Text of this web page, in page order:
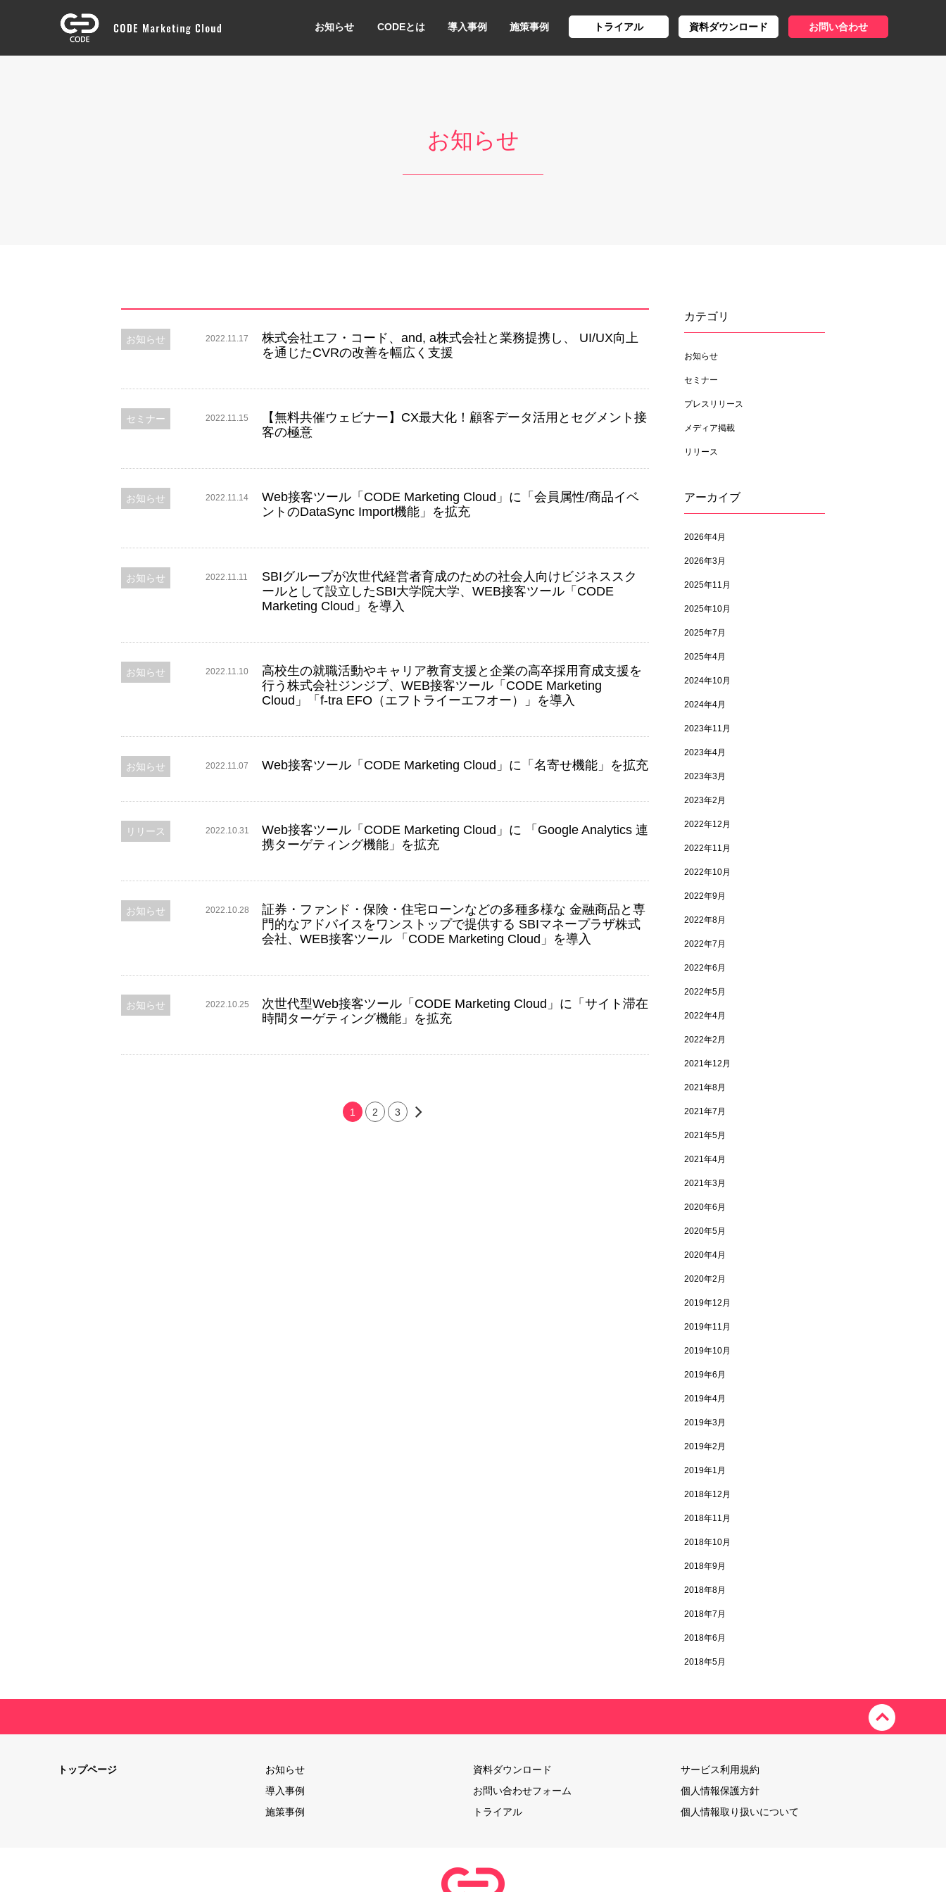
お知らせ CODEとは 導入事例 施策事例 トライアル 資料ダウンロード お問い合わせ
お知らせ
お知らせ 2022.11.17
株式会社エフ・コード、and, a株式会社と業務提携し、 UI/UX向上
を通じたCVRの改善を幅広く支援
セミナー 2022.11.15
【無料共催ウェビナー】CX最大化！顧客データ活用とセグメント接
客の極意
お知らせ 2022.11.14
Web接客ツール「CODE Marketing Cloud」に「会員属性/商品イベ
ントのDataSync Import機能」を拡充
お知らせ 2022.11.11
SBIグループが次世代経営者育成のための社会人向けビジネススク
ールとして設立したSBI大学院大学、WEB接客ツール「CODE
Marketing Cloud」を導入
お知らせ 2022.11.10
高校生の就職活動やキャリア教育支援と企業の高卒採用育成支援を
行う株式会社ジンジブ、WEB接客ツール「CODE Marketing
Cloud」「f-tra EFO（エフトライーエフオー）」を導入
お知らせ 2022.11.07 Web接客ツール「CODE Marketing Cloud」に「名寄せ機能」を拡充
お知らせ
リリース 2022.10.31
Web接客ツール「CODE Marketing Cloud」に 「Google Analytics 連
携ターゲティング機能」を拡充
お知らせ 2022.10.28
証券・ファンド・保険・住宅ローンなどの多種多様な 金融商品と専
門的なアドバイスをワンストップで提供する SBIマネープラザ株式
会社、WEB接客ツール 「CODE Marketing Cloud」を導入
お知らせ 2022.10.25
次世代型Web接客ツール「CODE Marketing Cloud」に「サイト滞在
時間ターゲティング機能」を拡充
1 2 3
カテゴリ
お知らせ
セミナー
プレスリリース
メディア掲載
リリース
アーカイブ
2026年4月
2026年3月
2025年11月
2025年10月
2025年7月
2025年4月
2024年10月
2024年4月
2023年11月
2023年4月
2023年3月
2023年2月
2022年12月
2022年11月
2022年10月
2022年9月
2022年8月
2022年7月
2022年6月
2022年5月
2022年4月
2022年2月
2021年12月
2021年8月
2021年7月
2021年5月
2021年4月
2021年3月
2020年6月
2020年5月
2020年4月
2020年2月
2019年12月
2019年11月
2019年10月
2019年6月
2019年4月
2019年3月
2019年2月
2019年1月
2018年12月
2018年11月
2018年10月
2018年9月
2018年8月
2018年7月
2018年6月
2018年5月
トップページ
お知らせ
導入事例
施策事例
資料ダウンロード
お問い合わせフォーム
トライアル
サービス利用規約
個人情報保護方針
個人情報取り扱いについて